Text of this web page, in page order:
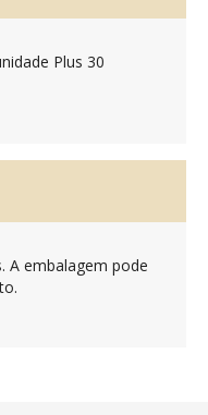
Plus 30
A embalagem pode